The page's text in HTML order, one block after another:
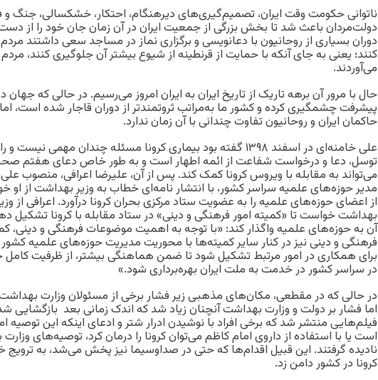
ناتوانی حکومت وقت ایران، تصمیم‌گیری‌های دیرهنگام، احتکار، خشکسالی، جنگ و
دولت‌مردان باعث شد تا بخش بزرگی از جمعیت ایران در آن زمان جان خود را از
دوران بسیاری از روحانیون با دعانویسی و برگزاری نماز در مساجد سعی داشتند مردم
کنند؛ یعنی به‌ جای آنکه با حمایت از قرنطینه از شیوع بیشتر آن جلوگیری کنند،
می‌آوردند.
حال با مرور آن برهه تاریک از تاریخ ایران به ایران امروز می‌رسیم. در حالی که جهان
پیشرفت چشمگیری کرده و کشور ما به‌مراتب ثروتمندتر از دوران قاجار شده است،
حاکمان ایران و روحانیون تفاوت چندانی با آن زمان ندارد.
علی خامنه‌ای در اسفند ۱۳۹۸ گفته بود بیماری کرونا مسئله چندان مهمی
توسل، دعا و درخواست شفاعت از ائمه اطهار است و به‌ طور خاص دعای هفتم
می‌تواند به مقابله با ویروس کرونا کمک کند. پس از آن، علیرضا اعرافی، منصوب
مدیر حوزه‌های علمیه سراسر کشور، با انتشار نامه‌ای خطاب به وزیر بهداشت از او
از اعضای حوزه‌های علمیه را به عضویت ستاد مرکزی بحران کرونا درآورد. اعرافی از
بهداشت خواست تا «کمیته امور فرهنگی و دینی» در ستاد مقابله با کرونا تشکیل
آن به حوزه‌های علمیه واگذار کند: «با توجه به اهمیت موضوعات فرهنگی و دینی،
فرهنگی و دینی نیز در کنار سایر کمیته‌ها با محوریت مدیریت حوزه‌های علمیه کشور
برای همکاری در امور مرتبط تشکیل شود تا ضمن هماهنگی بیشتر، از ظرفیت کامل
در سراسر کشور در خدمت به ملت ایران بهره‌برداری شود.»
در حالی که در مقطعی، مکان‌های مذهبی زیر فشار برخی از مسئولان وزارت
اما فشار بر دولت و وزارت بهداشت آنچنان زیاد شد که اندک زمانی بعد بازگشایی
فیلم‌هایی منتشر شد که برخی افراد با نوشیدن ادرار شتر و ادعای اینکه این توصیه
است یا با استفاده از داروی امام کاظم می‌توان کرونا را درمان کرد، توصیه‌های
نادیده گرفتند. این قبیل اقدام‌ها که حتی در صداوسیما نیز پخش می‌شد، به ترویج
کرونا در کشور دامن زد.